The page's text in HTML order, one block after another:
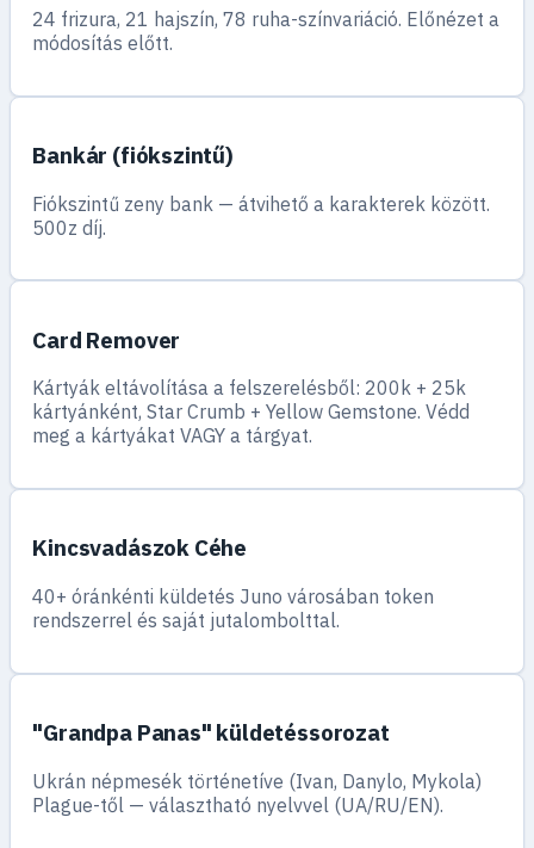
24 frizura, 21 hajszín, 78 ruha-színvariáció. Előnézet a
módosítás előtt.
Bankár (fiókszintű)
Fiókszintű zeny bank — átvihető a karakterek között.
500z díj.
Card Remover
Kártyák eltávolítása a felszerelésből: 200k + 25k
kártyánként, Star Crumb + Yellow Gemstone. Védd
meg a kártyákat VAGY a tárgyat.
Kincsvadászok Céhe
40+ óránkénti küldetés Juno városában token
rendszerrel és saját jutalombolttal.
"Grandpa Panas" küldetéssorozat
Ukrán népmesék történetíve (Ivan, Danylo, Mykola)
Plague-től — választható nyelvvel (UA/RU/EN).